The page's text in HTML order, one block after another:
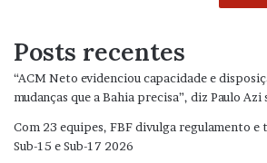
Posts recentes
“ACM Neto evidenciou capacidade e
mudanças que a Bahia precisa”, diz Paulo
Com 23 equipes, FBF divulga regulamento e
Sub-15 e Sub-17 2026